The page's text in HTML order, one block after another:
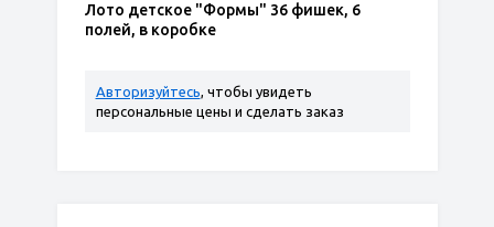
Лото детское "Формы" 36 фишек, 6
полей, в коробке
Авторизуйтесь, чтобы увидеть
персональные цены и сделать заказ